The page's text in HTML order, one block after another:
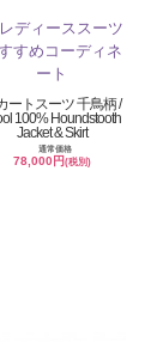
ートスーツ 千鳥柄 /
100% Houndstooth
Jacket & Skirt
通常価格
78,000円 (税別)